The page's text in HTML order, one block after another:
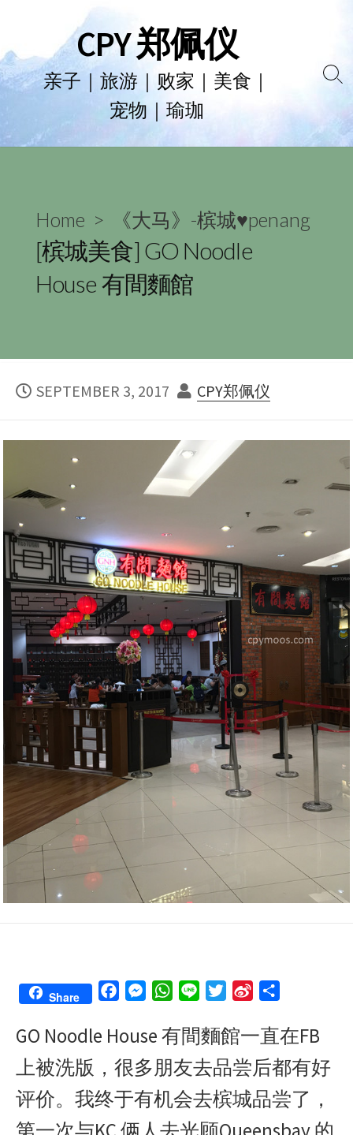
to
content
CPY 郑佩仪
亲子｜旅游｜败家｜美食｜
宠物｜瑜珈
Home > 《大马》-槟城♥penang
[槟城美食] GO Noodle
House 有間麵館
PUBLISHED
SEPTEMBER 3, 2017 AUTHOR
CPY郑佩仪
Share
c
b
o
o
s
e
n
g
W
a
s
A
n
i
t
e
n
W
e
a
e
GO Noodle House 有間麵館一直在FB
上被洗版，很多朋友去品尝后都有好
评价。我终于有机会去槟城品尝了，